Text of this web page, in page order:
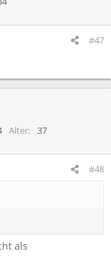
#47
Alter
37
#48
als